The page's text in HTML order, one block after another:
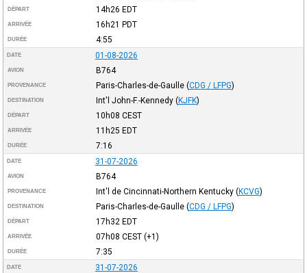
DÉPART 14h26 EDT
ARRIVÉE 16h21 PDT
DURÉE 4:55
DATE 01-08-2026
AVION B764
PROVENANCE Paris-Charles-de-Gaulle (CDG / LFPG)
DESTINATION Int'l John-F.-Kennedy (KJFK)
DÉPART 10h08 CEST
ARRIVÉE 11h25 EDT
DURÉE 7:16
DATE 31-07-2026
AVION B764
PROVENANCE Int'l de Cincinnati-Northern Kentucky (KCVG)
DESTINATION Paris-Charles-de-Gaulle (CDG / LFPG)
DÉPART 17h32 EDT
ARRIVÉE 07h08 CEST(+1)
DURÉE 7:35
DATE 31-07-2026